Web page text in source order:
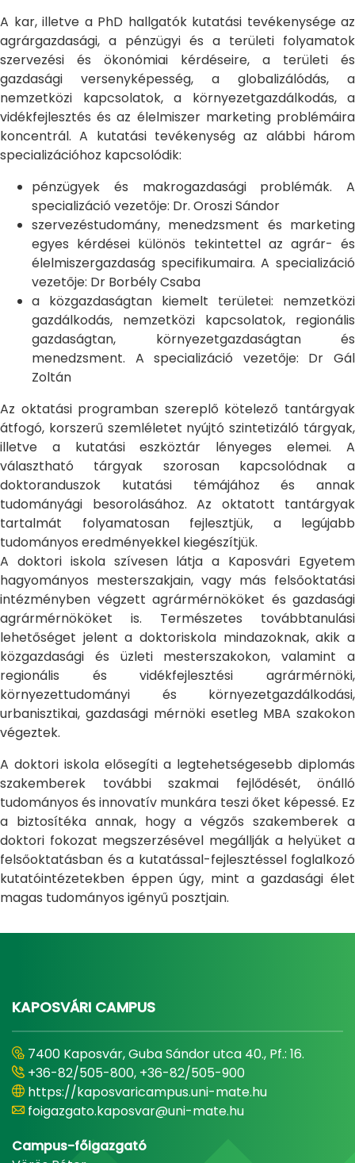
A kar, illetve a PhD hallgatók kutatási tevékenysége az
agrárgazdasági, a pénzügyi és a területi folyamatok
szervezési és ökonómiai kérdéseire, a területi és
gazdasági versenyképesség, a globalizálódás, a
nemzetközi kapcsolatok, a környezetgazdálkodás, a
vidékfejlesztés és az élelmiszer marketing problémáira
koncentrál. A kutatási tevékenység az alábbi három
specializációhoz kapcsolódik:
pénzügyek és makrogazdasági problémák. A
specializáció vezetője: Dr. Oroszi Sándor
szervezéstudomány, menedzsment és marketing
egyes kérdései különös tekintettel az agrár- és
élelmiszergazdaság specifikumaira. A specializáció
vezetője: Dr Borbély Csaba
a közgazdaságtan kiemelt területei: nemzetközi
gazdálkodás, nemzetközi kapcsolatok, regionális
gazdaságtan, környezetgazdaságtan és
menedzsment. A specializáció vezetője: Dr Gál
Zoltán
Az oktatási programban szereplő kötelező tantárgyak
átfogó, korszerű szemléletet nyújtó szintetizáló tárgyak,
illetve a kutatási eszköztár lényeges elemei. A
választható tárgyak szorosan kapcsolódnak a
doktoranduszok kutatási témájához és annak
tudományági besorolásához. Az oktatott tantárgyak
tartalmát folyamatosan fejlesztjük, a legújabb
tudományos eredményekkel kiegészítjük.
A doktori iskola szívesen látja a Kaposvári Egyetem
hagyományos mesterszakjain, vagy más felsőoktatási
intézményben végzett agrármérnököket és gazdasági
agrármérnököket is. Természetes továbbtanulási
lehetőséget jelent a doktoriskola mindazoknak, akik a
közgazdasági és üzleti mesterszakokon, valamint a
regionális és vidékfejlesztési agrármérnöki,
környezettudományi és környezetgazdálkodási,
urbanisztikai, gazdasági mérnöki esetleg MBA szakokon
végeztek.
A doktori iskola elősegíti a legtehetségesebb diplomás
szakemberek további szakmai fejlődését, önálló
tudományos és innovatív munkára teszi őket képessé. Ez
a biztosítéka annak, hogy a végzős szakemberek a
doktori fokozat megszerzésével megállják a helyüket a
felsőoktatásban és a kutatással-fejlesztéssel foglalkozó
kutatóintézetekben éppen úgy, mint a gazdasági élet
magas tudományos igényű posztjain.
KAPOSVÁRI CAMPUS
7400 Kaposvár, Guba Sándor utca 40., Pf.: 16.
+36-82/505-800, +36-82/505-900
https://kaposvaricampus.uni-mate.hu
foigazgato.kaposvar@uni-mate.hu
Campus-főigazgató